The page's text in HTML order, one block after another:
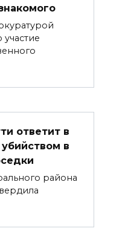
ответит в
в
района